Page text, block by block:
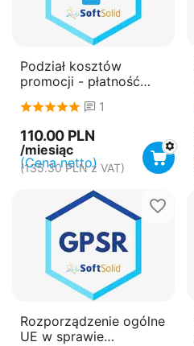
Podział kosztów
promocji - płatność
(subskrypcja)1
110.00 PLN
/miesiąc
(Cena netto)
(135.30 PLNz VAT)
Rozporządzenie ogólne
UE w sprawie